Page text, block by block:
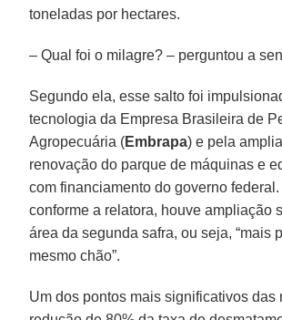
toneladas por hectares.
– Qual foi o milagre? – perguntou a
Segundo ela, esse salto foi
tecnologia da Empresa Brasileira de
Agropecuária (Embrapa) e pela
renovação do parque de máquinas e
com financiamento do governo
conforme a relatora, houve ampliação
área da segunda safra, ou seja, “mais
mesmo chão”.
Um dos pontos mais significativos das